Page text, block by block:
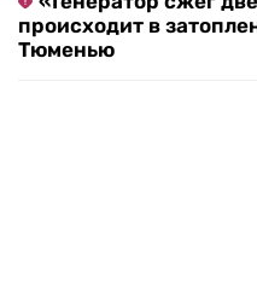
происходит в
Тюменью